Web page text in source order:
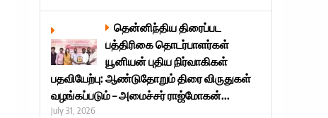
தென்னிந்திய திரைப்பட
பத்திரிகை தொடர்பாளர்கள்
யூனியன் புதிய நிர்வாகிகள்
பதவியேற்பு: ஆண்டுதோறும் திரை விருதுகள்
வழங்கப்படும் – அமைச்சர் ராஜ்மோகன்...
July 31, 2026